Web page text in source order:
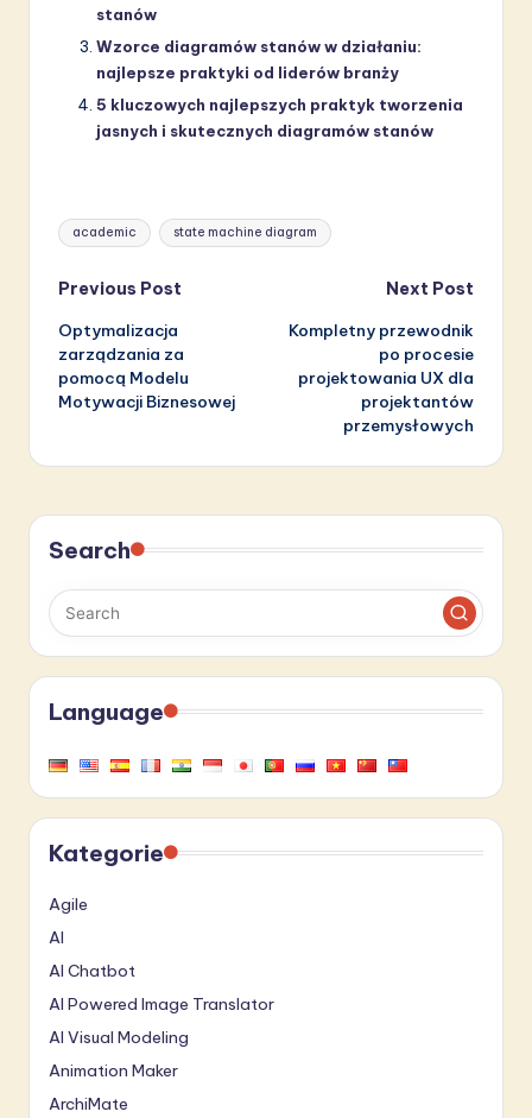
stanów
Wzorce diagramów stanów w działaniu:
najlepsze praktyki od liderów branży
5 kluczowych najlepszych praktyk tworzenia
jasnych i skutecznych diagramów stanów
Tags:
academic state machine diagram
Post
navigation
Previous Post
Optymalizacja
zarządzania za
pomocą Modelu
Motywacji Biznesowej
Next Post
Kompletny przewodnik
po procesie
projektowania UX dla
projektantów
przemysłowych
Search
Language
Kategorie
Agile
AI
AI Chatbot
AI Powered Image Translator
AI Visual Modeling
Animation Maker
ArchiMate